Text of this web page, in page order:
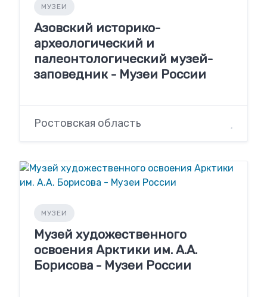
МУЗЕИ
Азовский историко-
археологический и
палеонтологический музей-
заповедник - Музеи России
Ростовская область
МУЗЕИ
Музей художественного
освоения Арктики им. А.А.
Борисова - Музеи России